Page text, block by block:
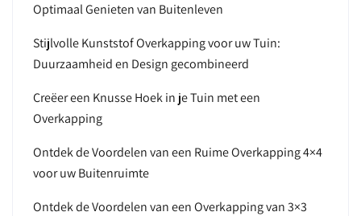
Optimaal Genieten van Buitenleven
Stijlvolle Kunststof Overkapping voor uw Tuin:
Duurzaamheid en Design gecombineerd
Creëer een Knusse Hoek in je Tuin met een
Overkapping
Ontdek de Voordelen van een Ruime Overkapping 4×4
voor uw Buitenruimte
Ontdek de Voordelen van een Overkapping van 3×3